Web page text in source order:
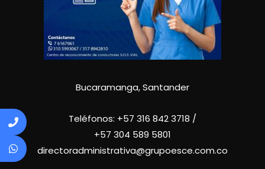
Bucaramanga, Santander
Teléfonos: +57 316 842 3718 /
+57 304 589 5801
directoradministrativa@grupoesce.com.co